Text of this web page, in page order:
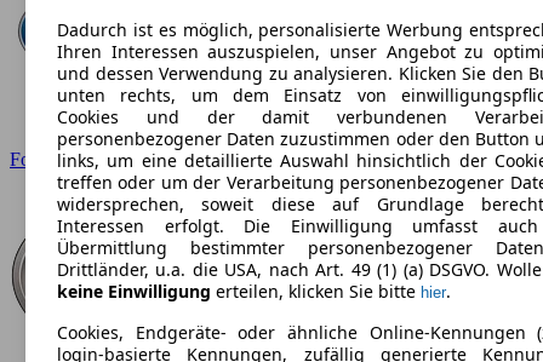
Ford
Dadurch ist es möglich, personalisierte Werbung
Ihren Interessen auszuspielen, unser Angebot zu
und dessen Verwendung zu analysieren. Klicken Sie den
unten rechts, um dem Einsatz von
Cookies und der damit verbundenen
personenbezogener Daten zuzustimmen oder den Button
links, um eine detaillierte Auswahl hinsichtlich der
treffen oder um der Verarbeitung personenbezogener
widersprechen, soweit diese auf Grundlage
Interessen erfolgt. Die Einwilligung umfasst
Übermittlung bestimmter personenbezogener
Drittländer, u.a. die USA, nach Art. 49 (1) (a) DSGVO.
keine Einwilligung erteilen, klicken Sie bitte hier.
Cookies, Endgeräte- oder ähnliche Online-Kennungen
login-basierte Kennungen, zufällig generierte